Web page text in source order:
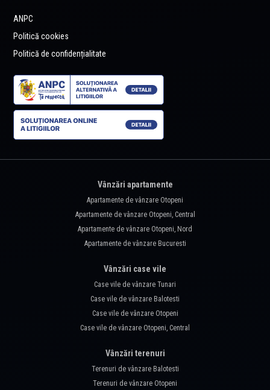
ANPC
Politică cookies
Politică de confidențialitate
Vânzări apartamente
Apartamente de vânzare Otopeni
Apartamente de vânzare Otopeni, Central
Apartamente de vânzare Otopeni, Nord
Apartamente de vânzare Bucuresti
Vânzări case vile
Case vile de vânzare Tunari
Case vile de vânzare Balotesti
Case vile de vânzare Otopeni
Case vile de vânzare Otopeni, Central
Vânzări terenuri
Terenuri de vânzare Balotesti
Terenuri de vânzare Otopeni